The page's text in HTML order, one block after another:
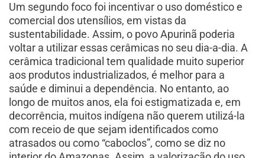
Um segundo foco foi incentivar o uso doméstico e
comercial dos utensílios, em vistas da
sustentabilidade. Assim, o povo Apurinã poderia
voltar a utilizar essas cerâmicas no seu dia-a-dia. A
cerâmica tradicional tem qualidade muito superior
aos produtos industrializados, é melhor para a
saúde e diminui a dependência. No entanto, ao
longo de muitos anos, ela foi estigmatizada e, em
decorrência, muitos indígena não querem utilizá-la
com receio de que sejam identificados como
atrasados ou como “caboclos”, como se diz no